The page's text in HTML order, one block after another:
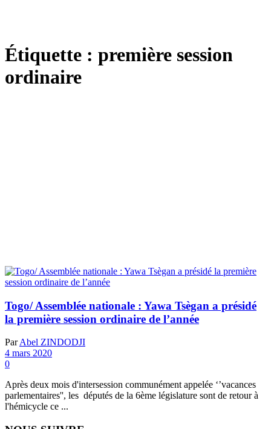
Étiquette : première session
ordinaire
Togo/ Assemblée nationale : Yawa Tsègan a présidé
la première session ordinaire de l’année
Par Abel ZINDODJI
4 mars 2020
0
Après deux mois d'intersession communément appelée ‘’vacances
parlementaires'', les députés de la 6ème législature sont de retour à
l'hémicycle ce ...